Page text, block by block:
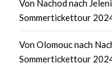
Von Nachod nach
Sommertickettour
Von Olomouc nach
Sommertickettour